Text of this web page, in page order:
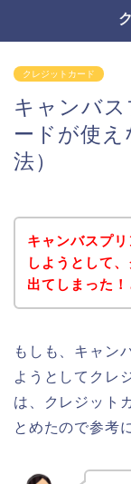
クレジットカード
キャンバ
ードが使
法）
キャンバスプ
しようとして
出てしまった
もしも、キャン
ようとしてクレ
は、クレジット
とめたので参考